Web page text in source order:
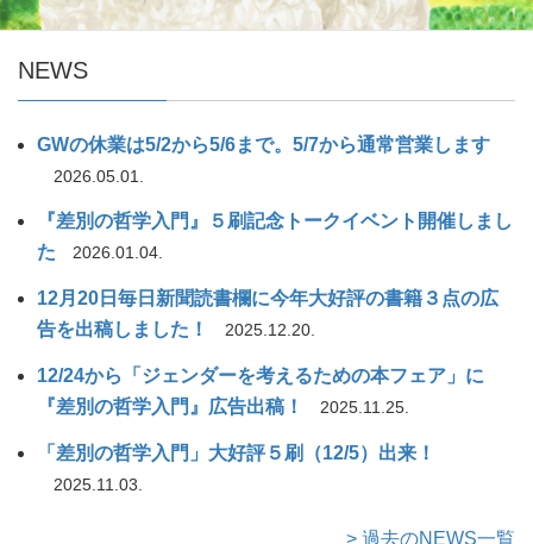
NEWS
GWの休業は5/2から5/6まで。5/7から通常営業します
2026.05.01.
『差別の哲学入門』５刷記念トークイベント開催しまし
た
2026.01.04.
12月20日毎日新聞読書欄に今年大好評の書籍３点の広
告を出稿しました！
2025.12.20.
12/24から「ジェンダーを考えるための本フェア」に
『差別の哲学入門』広告出稿！
2025.11.25.
「差別の哲学入門」大好評５刷（12/5）出来！
2025.11.03.
> 過去のNEWS一覧